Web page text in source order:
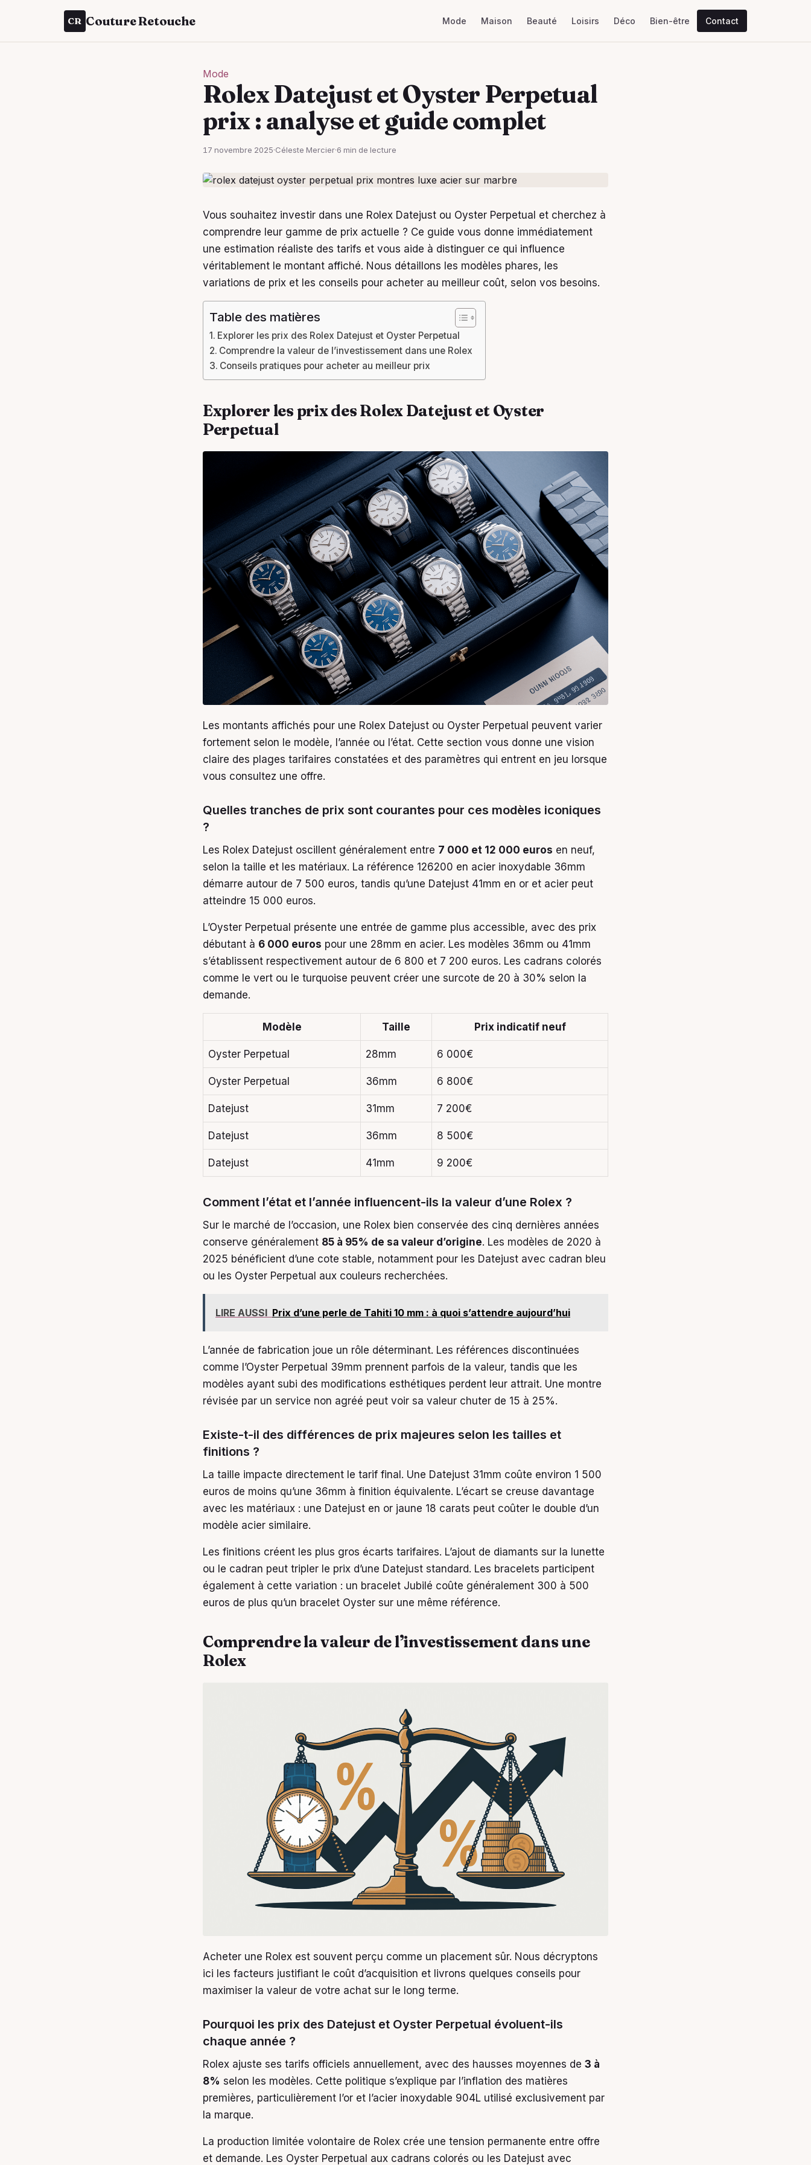
CR Couture Retouche Mode Maison Beauté Loisirs Déco Bien-être Contact
Mode
Rolex Datejust et Oyster Perpetual
prix : analyse et guide complet
17 novembre 2025·Céleste Mercier·6 min de lecture
Vous souhaitez investir dans une Rolex Datejust ou Oyster Perpetual et cherchez à
comprendre leur gamme de prix actuelle ? Ce guide vous donne immédiatement
une estimation réaliste des tarifs et vous aide à distinguer ce qui influence
véritablement le montant affiché. Nous détaillons les modèles phares, les
variations de prix et les conseils pour acheter au meilleur coût, selon vos besoins.
Table des matières
Explorer les prix des Rolex Datejust et Oyster Perpetual
Comprendre la valeur de l’investissement dans une Rolex
Conseils pratiques pour acheter au meilleur prix
Explorer les prix des Rolex Datejust et Oyster
Perpetual
Les montants affichés pour une Rolex Datejust ou Oyster Perpetual peuvent varier
fortement selon le modèle, l’année ou l’état. Cette section vous donne une vision
claire des plages tarifaires constatées et des paramètres qui entrent en jeu lorsque
vous consultez une offre.
Quelles tranches de prix sont courantes pour ces modèles iconiques
?
Les Rolex Datejust oscillent généralement entre 7 000 et 12 000 euros en neuf,
selon la taille et les matériaux. La référence 126200 en acier inoxydable 36mm
démarre autour de 7 500 euros, tandis qu’une Datejust 41mm en or et acier peut
atteindre 15 000 euros.
L’Oyster Perpetual présente une entrée de gamme plus accessible, avec des prix
débutant à 6 000 euros pour une 28mm en acier. Les modèles 36mm ou 41mm
s’établissent respectivement autour de 6 800 et 7 200 euros. Les cadrans colorés
comme le vert ou le turquoise peuvent créer une surcote de 20 à 30% selon la
demande.
Modèle Taille Prix indicatif neuf
Oyster Perpetual 28mm 6 000€
Oyster Perpetual 36mm 6 800€
Datejust 31mm 7 200€
Datejust 36mm 8 500€
Datejust 41mm 9 200€
Comment l’état et l’année influencent-ils la valeur d’une Rolex ?
Sur le marché de l’occasion, une Rolex bien conservée des cinq dernières années
conserve généralement 85 à 95% de sa valeur d’origine. Les modèles de 2020 à
2025 bénéficient d’une cote stable, notamment pour les Datejust avec cadran bleu
ou les Oyster Perpetual aux couleurs recherchées.
LIRE AUSSI Prix d’une perle de Tahiti 10 mm : à quoi s’attendre aujourd’hui
L’année de fabrication joue un rôle déterminant. Les références discontinuées
comme l’Oyster Perpetual 39mm prennent parfois de la valeur, tandis que les
modèles ayant subi des modifications esthétiques perdent leur attrait. Une montre
révisée par un service non agréé peut voir sa valeur chuter de 15 à 25%.
Existe-t-il des différences de prix majeures selon les tailles et
finitions ?
La taille impacte directement le tarif final. Une Datejust 31mm coûte environ 1 500
euros de moins qu’une 36mm à finition équivalente. L’écart se creuse davantage
avec les matériaux : une Datejust en or jaune 18 carats peut coûter le double d’un
modèle acier similaire.
Les finitions créent les plus gros écarts tarifaires. L’ajout de diamants sur la lunette
ou le cadran peut tripler le prix d’une Datejust standard. Les bracelets participent
également à cette variation : un bracelet Jubilé coûte généralement 300 à 500
euros de plus qu’un bracelet Oyster sur une même référence.
Comprendre la valeur de l’investissement dans une
Rolex
Acheter une Rolex est souvent perçu comme un placement sûr. Nous décryptons
ici les facteurs justifiant le coût d’acquisition et livrons quelques conseils pour
maximiser la valeur de votre achat sur le long terme.
Pourquoi les prix des Datejust et Oyster Perpetual évoluent-ils
chaque année ?
Rolex ajuste ses tarifs officiels annuellement, avec des hausses moyennes de 3 à
8% selon les modèles. Cette politique s’explique par l’inflation des matières
premières, particulièrement l’or et l’acier inoxydable 904L utilisé exclusivement par
la marque.
La production limitée volontaire de Rolex crée une tension permanente entre offre
et demande. Les Oyster Perpetual aux cadrans colorés ou les Datejust avec